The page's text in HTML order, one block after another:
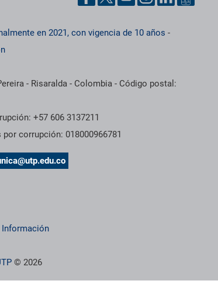
en 2021, con vigencia de 10 años -
- Risaralda - Colombia - Código postal:
+57 606 3137211
corrupción: 018000966781
Información
© 2026